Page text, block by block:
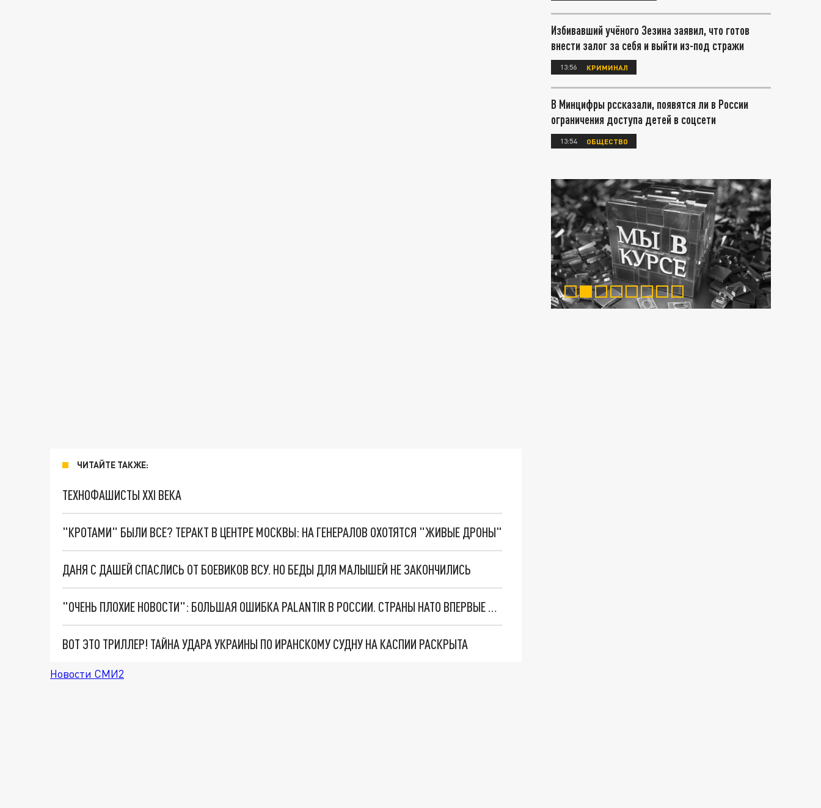
ЧИТАЙТЕ ТАКЖЕ:
ТЕХНОФАШИСТЫ XXI ВЕКА
"КРОТАМИ" БЫЛИ ВСЕ? ТЕРАКТ В ЦЕНТРЕ МОСКВЫ: НА ГЕНЕРАЛОВ ОХОТЯТСЯ "ЖИВЫЕ ДРОНЫ"
ДАНЯ С ДАШЕЙ СПАСЛИСЬ ОТ БОЕВИКОВ ВСУ. НО БЕДЫ ДЛЯ МАЛЫШЕЙ НЕ ЗАКОНЧИЛИСЬ
"ОЧЕНЬ ПЛОХИЕ НОВОСТИ": БОЛЬШАЯ ОШИБКА PALANTIR В РОССИИ. СТРАНЫ НАТО ВПЕРВЫЕ ЗА СВО ОСТАНОВИЛИ ПОСТАВКИ ОРУЖИЯ. ВСУ ТЕРЯЮТ ПРИГРАНИЧЬЕ?
ВОТ ЭТО ТРИЛЛЕР! ТАЙНА УДАРА УКРАИНЫ ПО ИРАНСКОМУ СУДНУ НА КАСПИИ РАСКРЫТА
Новости СМИ2
Избивавший учёного Зезина заявил, что готов
внести залог за себя и выйти из-под стражи
13:56 КРИМИНАЛ
В Минцифры рссказали, появятся ли в России
ограничения доступа детей в соцсети
13:54 ОБЩЕСТВО